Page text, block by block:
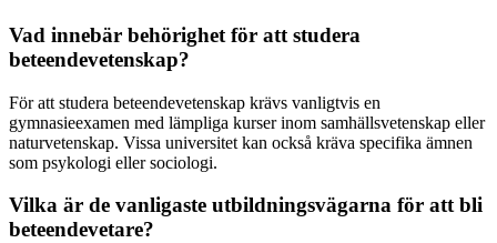
Vad innebär behörighet för att studera
beteendevetenskap?
För att studera beteendevetenskap krävs vanligtvis en
gymnasieexamen med lämpliga kurser inom samhällsvetenskap eller
naturvetenskap. Vissa universitet kan också kräva specifika ämnen
som psykologi eller sociologi.
Vilka är de vanligaste utbildningsvägarna för att bli
beteendevetare?